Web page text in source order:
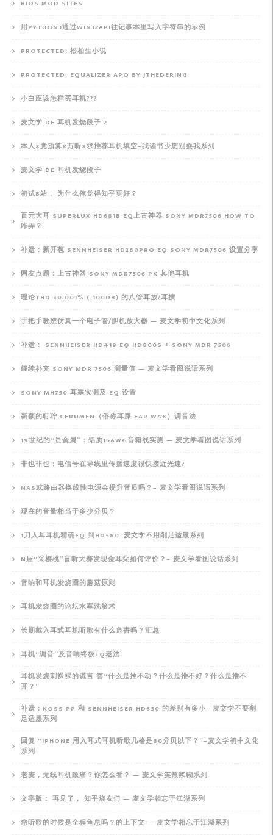
BIOS MOD SITES
用PYTHON3通过WIN32API往记事本里写入字符串的示例
PROTECTED: 松柏生小说
PROTECTED: EQUALIZER APO BY JTHEDERING
小白应该怎样买耳机???
麦文学 DE 耳机发烧段子 2
本人X党预算X万听X求推荐耳机填空–我读书少您别耍我系列
麦文学 DE 耳机发烧段子
初试B站， 为什么俺觉得知乎更好？
百元大耳 SUPERLUX HD681B EQ上古神器 SONY MDR7506 HOW TO
咋弄？
补遗：新开苞 SENNHEISER HD280PRO EQ SONY MDR7506 设置分享
网友点题：上古神器 SONY MDR7506 PK 其他耳机
理论THD <0.001% (-100DB) 的八管耳放/耳擴
手把手教您仿真一个电子管/胆机放大器 — 麦文学初中文化系列
补遗： SENNHEISER HD419 EQ HD800S + SONY MDR 7506
继续补充 SONY MDR 7506 测量值 — 麦文学看图说话系列
SONY MH750 耳塞实测及 EQ 设置
新颖的耵聍 CERUMEN（俗称耳屎 EAR WAX）调音法
19世纪的“贵金属”：铝质16AWG音箱线实测 — 麦文学看图说话系列
非也非也：电信号在导线里传播速度很快接近光速?
NAS或路由器换线性电源会提升音质吗？– 麦文学看图说话系列
现在的音量相当于多少分贝？
1刀入耳耳机精确EQ 到HD580–麦文学不用削足适履系列
N届“采樱桃”盲听大赛发现金耳朵如何评价？– 麦文学看图说话系列
音响和耳机发烧圈的蘑菇原则
耳机发烧圈的论坛水军洗脑术
长期戴入耳式耳机听歌有什么危害吗？汇总
耳机“调音”及音响终极EQ老法
耳机发烧刺裸裸的谎言 答“什么是推不动？什么是推不好？什么是推不
开？”
补遗：KOSS PP 和 SENNHEISER HD650 的差别有多小 –麦文学不要削
足适履系列
回复 “IPHONE 用入耳式耳机听歌几格是80分贝以下？”–麦文学初中文化
系列
老麦，无线耳机致癌？你怎么看？ — 麦文学笑熬浆糊系列
文字版： 再见了， 知乎烧友们 — 麦文学相忘于江湖系列
您听歌的时候是全程龟息吗？的上下文 — 麦文学相忘于江湖系列